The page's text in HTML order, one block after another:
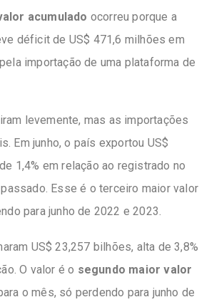
acumulado ocorreu porque a
déficit de US$ 471,6 milhões em
importação de uma plataforma de
levemente, mas as importações
Em junho, o país exportou US$
1,4% em relação ao registrado no
Esse é o terceiro maior valor
para junho de 2022 e 2023.
US$ 23,257 bilhões, alta de 3,8%
O valor é o segundo maior valor
o mês, só perdendo para junho de